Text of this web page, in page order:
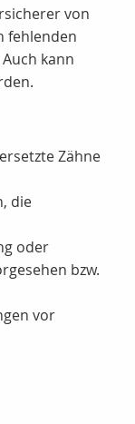
von
fehlenden
kann
Zähne
die
oder
bzw.
vor